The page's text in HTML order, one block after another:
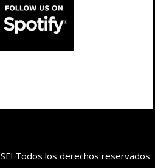
Todos los derechos reservados